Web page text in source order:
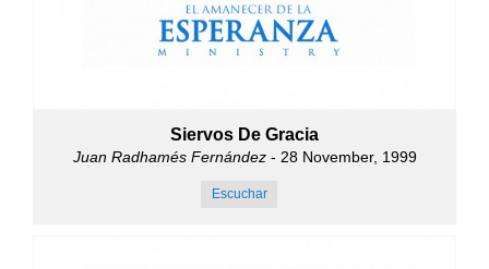
Siervos De Gracia
Juan Radhamés Fernández- 28 November, 1999
Escuchar